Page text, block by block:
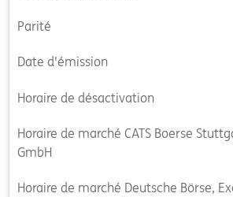
Parité
Date d'émission
Horaire de désactivation
Horaire de marché CATS Boerse
GmbH
Horaire de marché Deutsche Börse,